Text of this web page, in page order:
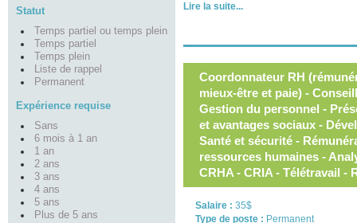
Statut
Temps partiel ou temps plein
Temps partiel
Temps plein
Liste de rappel
Permanent
Expérience requise
Sans
6 mois à 1 an
1 an
2 ans
3 ans
4 ans
5 ans
Plus de 5 ans
Lire la suite...
Coordonnateur RH
mieux-être et paie) -
Gestion du personnel -
et avantages sociaux -
Santé et sécurité -
ressources humaines -
CRHA - CRIA - Télétravail -
Salaire : 35$
Type de poste : Permanent